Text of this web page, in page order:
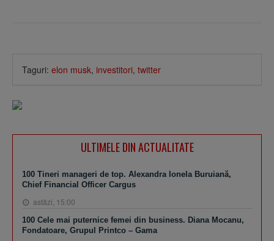
Taguri: elon musk, investitori, twitter
ULTIMELE DIN ACTUALITATE
100 Tineri manageri de top. Alexandra Ionela Buruiană,
Chief Financial Officer Cargus
astăzi, 15:00
100 Cele mai puternice femei din business. Diana Mocanu,
Fondatoare, Grupul Printco – Gama